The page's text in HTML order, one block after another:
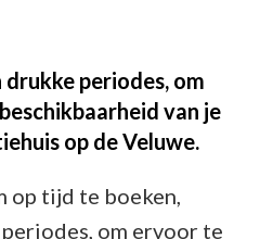
periodes, om
van je
op de Veluwe.
op tijd te boeken,
om ervoor te